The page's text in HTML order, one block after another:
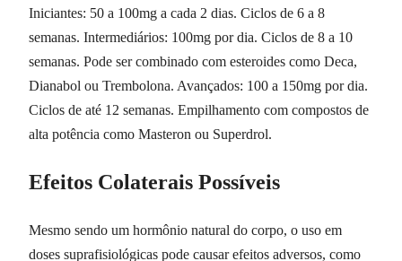
Iniciantes: 50 a 100mg a cada 2 dias. Ciclos de 6 a 8
semanas. Intermediários: 100mg por dia. Ciclos de 8 a 10
semanas. Pode ser combinado com esteroides como Deca,
Dianabol ou Trembolona. Avançados: 100 a 150mg por dia.
Ciclos de até 12 semanas. Empilhamento com compostos de
alta potência como Masteron ou Superdrol.
Efeitos Colaterais Possíveis
Mesmo sendo um hormônio natural do corpo, o uso em
doses suprafisiológicas pode causar efeitos adversos, como